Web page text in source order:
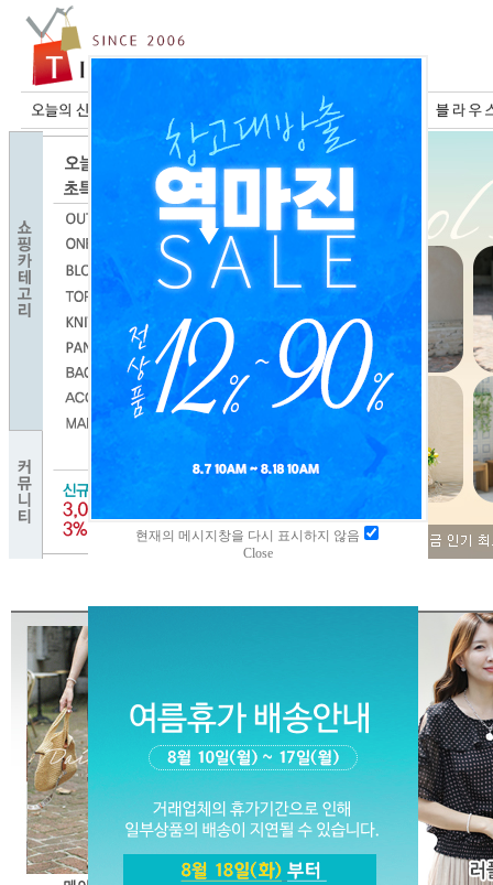
현재의 메시지창을 다시 표시하지 않음
Close